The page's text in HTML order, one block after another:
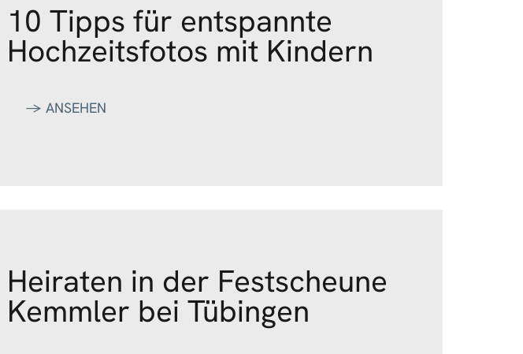
10 Tipps für entspannte
Hochzeitsfotos mit Kindern
‭→ ANSEHEN
Heiraten in der Festscheune
Kemmler bei Tübingen